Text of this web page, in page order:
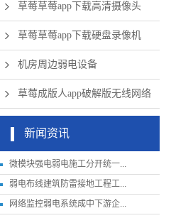
草莓草莓app下载高清摄像头
草莓草莓app下载硬盘录像机
机房周边弱电设备
草莓成版人app破解版无线网络
新闻资讯
微模块强电弱电施工分开统一...
弱电布线建筑防雷接地工程工...
网络监控弱电系统成中下游企...